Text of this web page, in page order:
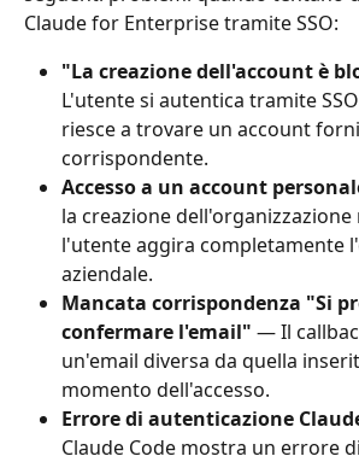
Claude for Enterprise tramite SSO:
"La creazione dell'account è
L'utente si autentica tramite
riesce a trovare un account
corrispondente.
Accesso a un account
la creazione
l'utente aggira completamente
aziendale.
Mancata corrispondenza "Si
confermare l'email" — Il
un'email diversa da quella
momento dell'accesso.
Errore di autenticazione
Claude Code mostra un errore